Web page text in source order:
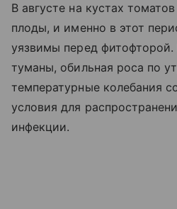
В августе на кустах
плоды, и именно в этот
уязвимы перед
туманы, обильная роса по
температурные колебания
условия для
инфекции.